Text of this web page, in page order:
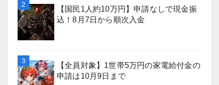
【国民1人約10万円】申請なしで現金振
込！8月7日から順次入金
【全員対象】1世帯5万円の家電給付金の
申請は10月9日まで